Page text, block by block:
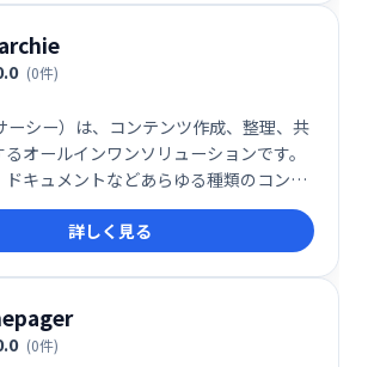
(0件)
シー）は、コンテンツ作成、整理、共
オールインワンソリューションです。
ドキュメントなどあらゆる種類のコンテ
に管理し、検索・共有を容易にします。
かしたコンテンツビジネスの構築を強
。視聴者とのエンゲージメントを高め、
ます。柔軟で使いやすいインターフェ
ンツを最大限に活用しましょう。
詳しく見る
(0件)